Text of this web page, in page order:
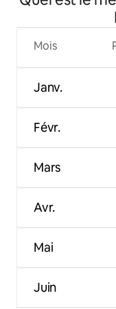
Mois
Janv.
Févr.
Mars
Avr.
Mai
Juin